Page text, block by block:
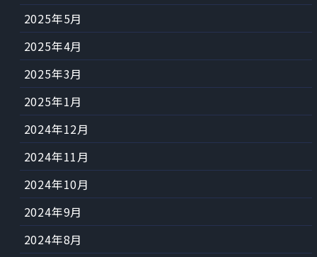
2025年5月
2025年4月
2025年3月
2025年1月
2024年12月
2024年11月
2024年10月
2024年9月
2024年8月